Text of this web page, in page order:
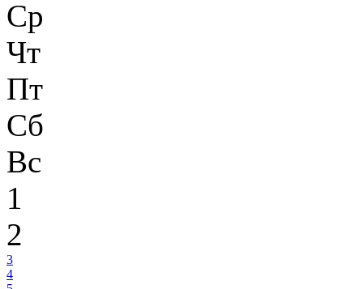
Ср
Чт
Пт
Сб
Вс
1
2
3
4